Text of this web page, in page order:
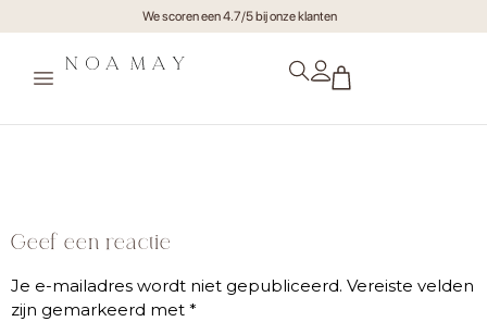
We scoren een 4.7/5 bij onze klanten
Geef een reactie
Je e-mailadres wordt niet gepubliceerd. Vereiste velden
zijn gemarkeerd met *